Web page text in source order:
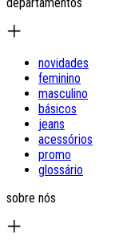
novidades
feminino
masculino
básicos
jeans
acessórios
promo
glossário
sobre nós